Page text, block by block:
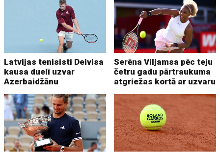
Latvijas tenisisti Deivisa
kausa duelī uzvar
Azerbaidžānu
Serēna Viljamsa pēc teju
četru gadu pārtraukuma
atgriežas kortā ar uzvaru